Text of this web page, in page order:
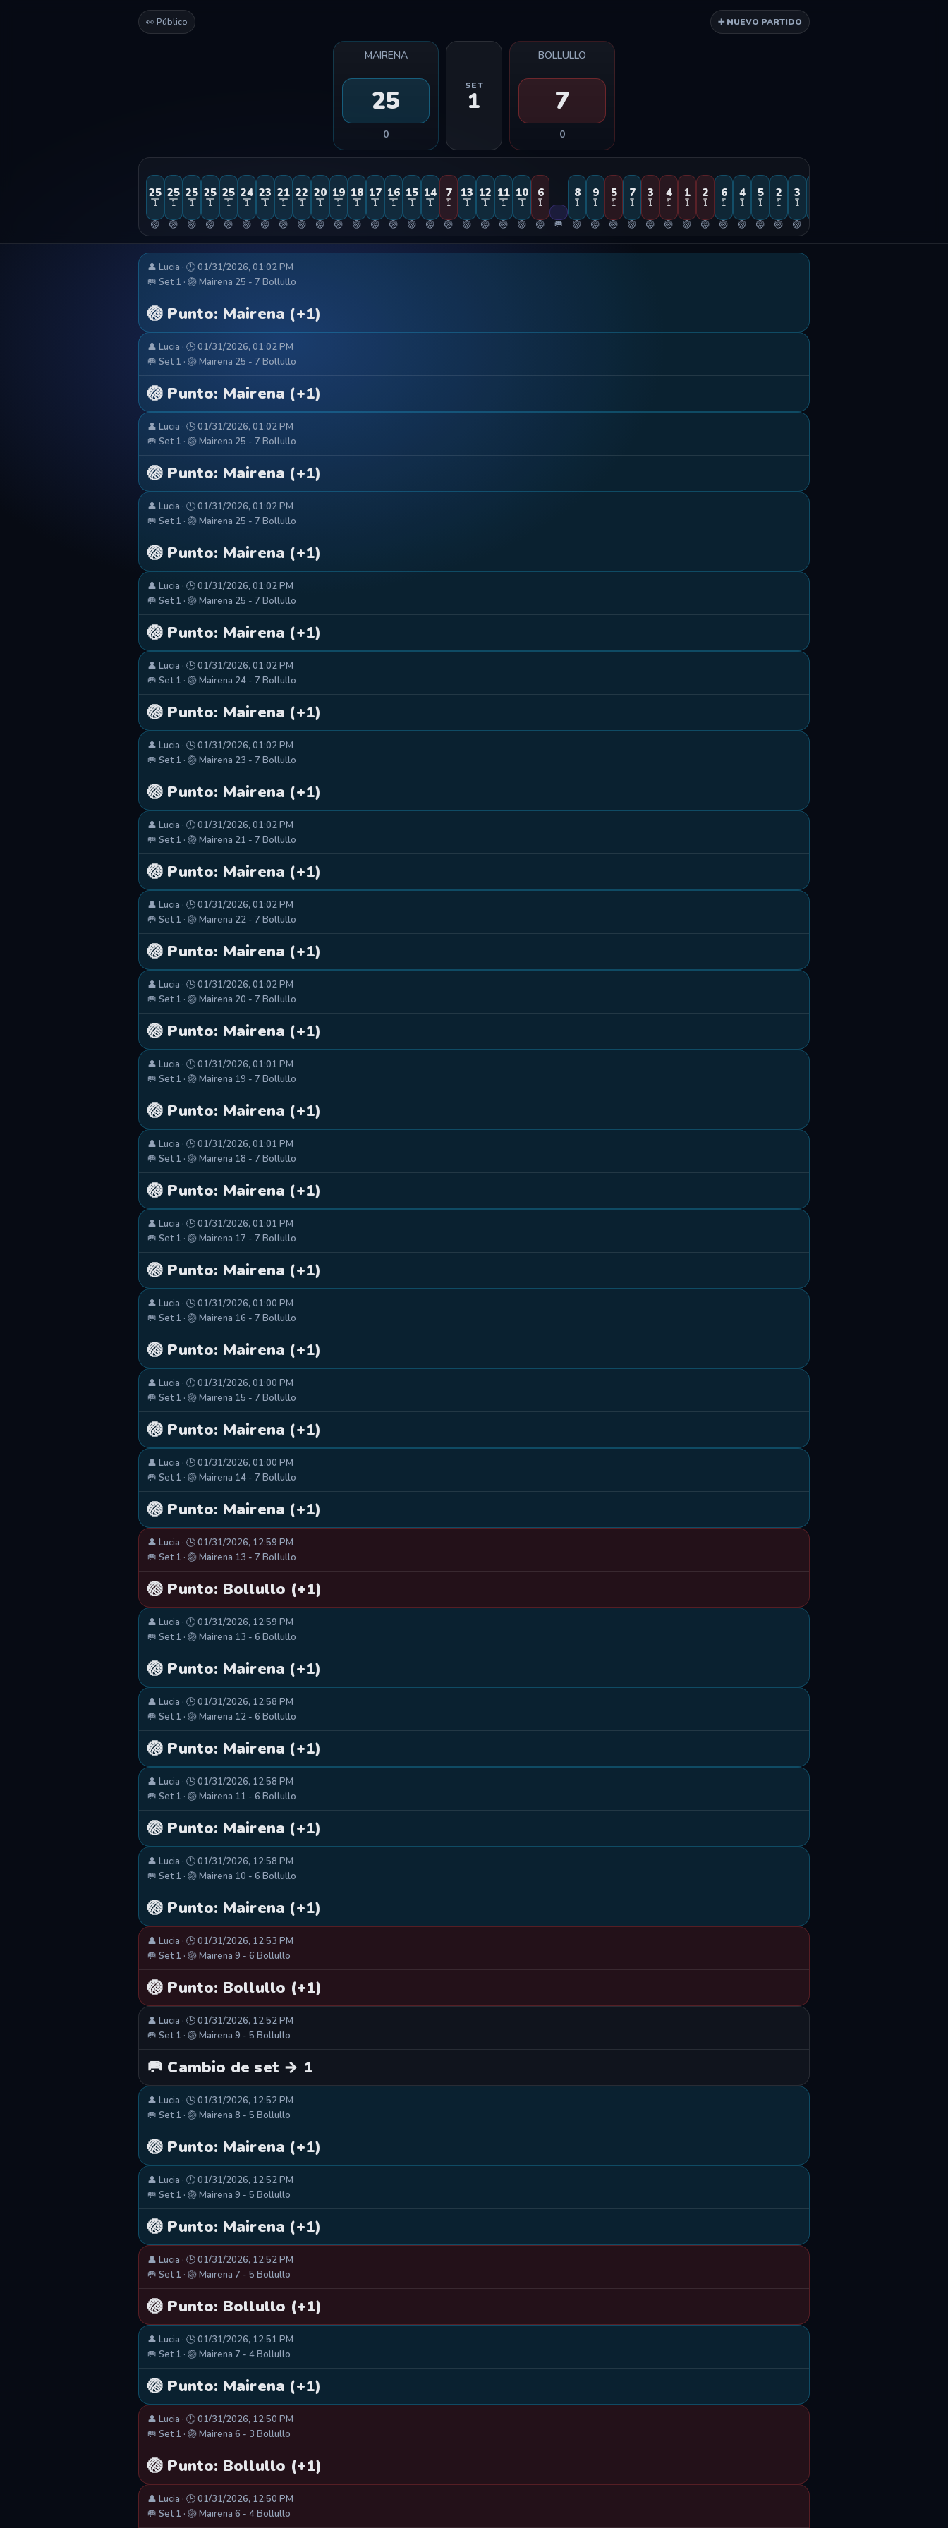
👀 Público ➕ NUEVO PARTIDO
MAIRENA
25
0
SET
1
BOLLULLO
7
0
25
1
🏐
25
1
🏐
25
1
🏐
25
1
🏐
25
1
🏐
24
1
🏐
23
1
🏐
21
1
🏐
22
1
🏐
20
1
🏐
19
1
🏐
18
1
🏐
17
1
🏐
16
1
🏐
15
1
🏐
14
1
🏐
7
1
🏐
13
1
🏐
12
1
🏐
11
1
🏐
10
1
🏐
6
1
🏐 🥅
8
1
🏐
9
1
🏐
5
1
🏐
7
1
🏐
3
1
🏐
4
1
🏐
1
1
🏐
2
1
🏐
6
1
🏐
4
1
🏐
5
1
🏐
2
1
🏐
3
1
🏐
👤 Lucia · 🕒 01/31/2026, 01:02 PM
🥅 Set 1 · 🏐 Mairena 25 - 7 Bollullo
🏐 Punto: Mairena (+1)
👤 Lucia · 🕒 01/31/2026, 01:02 PM
🥅 Set 1 · 🏐 Mairena 25 - 7 Bollullo
🏐 Punto: Mairena (+1)
👤 Lucia · 🕒 01/31/2026, 01:02 PM
🥅 Set 1 · 🏐 Mairena 25 - 7 Bollullo
🏐 Punto: Mairena (+1)
👤 Lucia · 🕒 01/31/2026, 01:02 PM
🥅 Set 1 · 🏐 Mairena 25 - 7 Bollullo
🏐 Punto: Mairena (+1)
👤 Lucia · 🕒 01/31/2026, 01:02 PM
🥅 Set 1 · 🏐 Mairena 25 - 7 Bollullo
🏐 Punto: Mairena (+1)
👤 Lucia · 🕒 01/31/2026, 01:02 PM
🥅 Set 1 · 🏐 Mairena 24 - 7 Bollullo
🏐 Punto: Mairena (+1)
👤 Lucia · 🕒 01/31/2026, 01:02 PM
🥅 Set 1 · 🏐 Mairena 23 - 7 Bollullo
🏐 Punto: Mairena (+1)
👤 Lucia · 🕒 01/31/2026, 01:02 PM
🥅 Set 1 · 🏐 Mairena 21 - 7 Bollullo
🏐 Punto: Mairena (+1)
👤 Lucia · 🕒 01/31/2026, 01:02 PM
🥅 Set 1 · 🏐 Mairena 22 - 7 Bollullo
🏐 Punto: Mairena (+1)
👤 Lucia · 🕒 01/31/2026, 01:02 PM
🥅 Set 1 · 🏐 Mairena 20 - 7 Bollullo
🏐 Punto: Mairena (+1)
👤 Lucia · 🕒 01/31/2026, 01:01 PM
🥅 Set 1 · 🏐 Mairena 19 - 7 Bollullo
🏐 Punto: Mairena (+1)
👤 Lucia · 🕒 01/31/2026, 01:01 PM
🥅 Set 1 · 🏐 Mairena 18 - 7 Bollullo
🏐 Punto: Mairena (+1)
👤 Lucia · 🕒 01/31/2026, 01:01 PM
🥅 Set 1 · 🏐 Mairena 17 - 7 Bollullo
🏐 Punto: Mairena (+1)
👤 Lucia · 🕒 01/31/2026, 01:00 PM
🥅 Set 1 · 🏐 Mairena 16 - 7 Bollullo
🏐 Punto: Mairena (+1)
👤 Lucia · 🕒 01/31/2026, 01:00 PM
🥅 Set 1 · 🏐 Mairena 15 - 7 Bollullo
🏐 Punto: Mairena (+1)
👤 Lucia · 🕒 01/31/2026, 01:00 PM
🥅 Set 1 · 🏐 Mairena 14 - 7 Bollullo
🏐 Punto: Mairena (+1)
👤 Lucia · 🕒 01/31/2026, 12:59 PM
🥅 Set 1 · 🏐 Mairena 13 - 7 Bollullo
🏐 Punto: Bollullo (+1)
👤 Lucia · 🕒 01/31/2026, 12:59 PM
🥅 Set 1 · 🏐 Mairena 13 - 6 Bollullo
🏐 Punto: Mairena (+1)
👤 Lucia · 🕒 01/31/2026, 12:58 PM
🥅 Set 1 · 🏐 Mairena 12 - 6 Bollullo
🏐 Punto: Mairena (+1)
👤 Lucia · 🕒 01/31/2026, 12:58 PM
🥅 Set 1 · 🏐 Mairena 11 - 6 Bollullo
🏐 Punto: Mairena (+1)
👤 Lucia · 🕒 01/31/2026, 12:58 PM
🥅 Set 1 · 🏐 Mairena 10 - 6 Bollullo
🏐 Punto: Mairena (+1)
👤 Lucia · 🕒 01/31/2026, 12:53 PM
🥅 Set 1 · 🏐 Mairena 9 - 6 Bollullo
🏐 Punto: Bollullo (+1)
👤 Lucia · 🕒 01/31/2026, 12:52 PM
🥅 Set 1 · 🏐 Mairena 9 - 5 Bollullo
🥅 Cambio de set → 1
👤 Lucia · 🕒 01/31/2026, 12:52 PM
🥅 Set 1 · 🏐 Mairena 8 - 5 Bollullo
🏐 Punto: Mairena (+1)
👤 Lucia · 🕒 01/31/2026, 12:52 PM
🥅 Set 1 · 🏐 Mairena 9 - 5 Bollullo
🏐 Punto: Mairena (+1)
👤 Lucia · 🕒 01/31/2026, 12:52 PM
🥅 Set 1 · 🏐 Mairena 7 - 5 Bollullo
🏐 Punto: Bollullo (+1)
👤 Lucia · 🕒 01/31/2026, 12:51 PM
🥅 Set 1 · 🏐 Mairena 7 - 4 Bollullo
🏐 Punto: Mairena (+1)
👤 Lucia · 🕒 01/31/2026, 12:50 PM
🥅 Set 1 · 🏐 Mairena 6 - 3 Bollullo
🏐 Punto: Bollullo (+1)
👤 Lucia · 🕒 01/31/2026, 12:50 PM
🥅 Set 1 · 🏐 Mairena 6 - 4 Bollullo